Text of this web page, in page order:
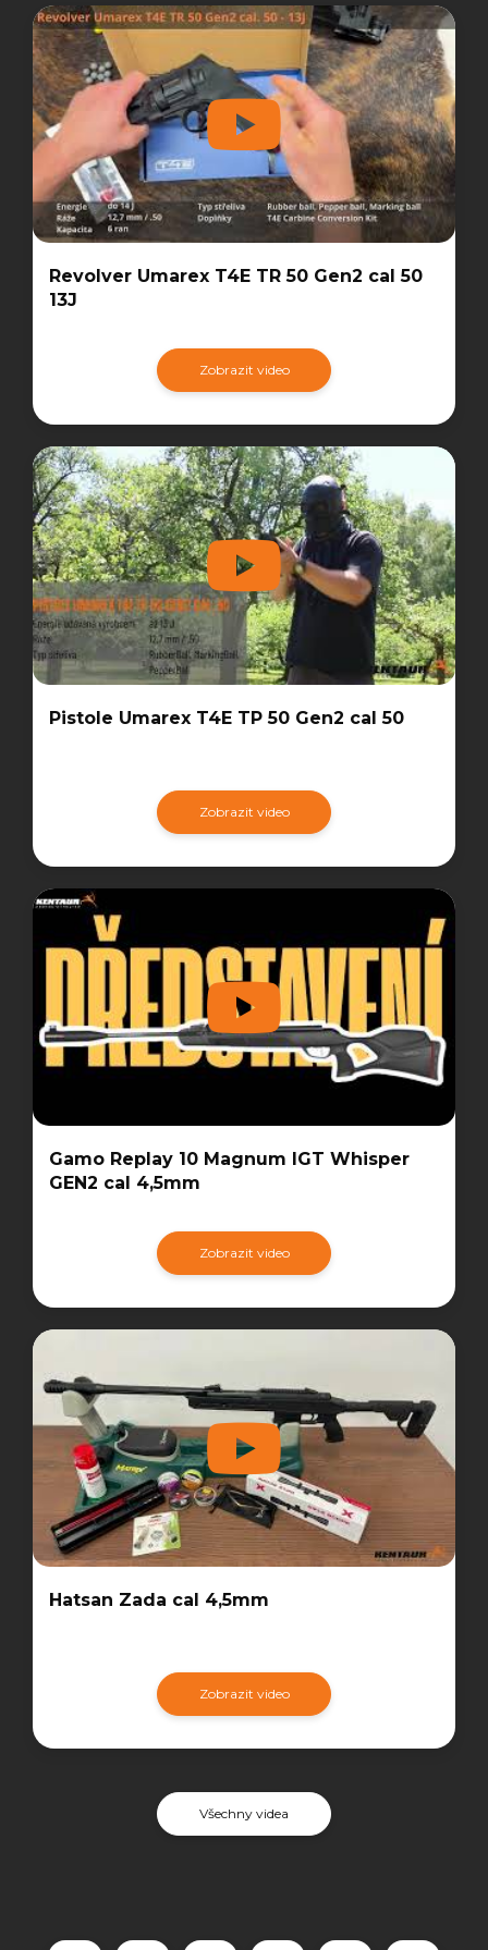
Revolver Umarex T4E TR 50 Gen2 cal 50
13J
Zobrazit video
Pistole Umarex T4E TP 50 Gen2 cal 50
Zobrazit video
Gamo Replay 10 Magnum IGT Whisper
GEN2 cal 4,5mm
Zobrazit video
Hatsan Zada cal 4,5mm
Zobrazit video
Všechny videa